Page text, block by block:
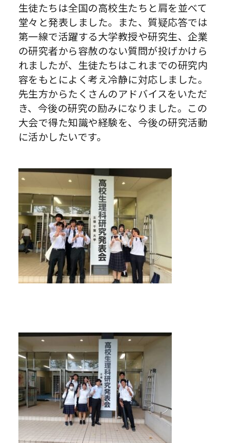
生徒たちは全国の高校生たちと肩を並べて
堂々と発表しました。また、質疑応答では
第一線で活躍する大学教授や研究生、企業
の研究者から容赦のない質問が投げかけら
れましたが、生徒たちはこれまでの研究内
容をもとによく考え冷静に対応しました。
先生方からたくさんのアドバイスをいただ
き、今後の研究の励みになりました。この
大会で得た知識や経験を、今後の研究活動
に活かしたいです。